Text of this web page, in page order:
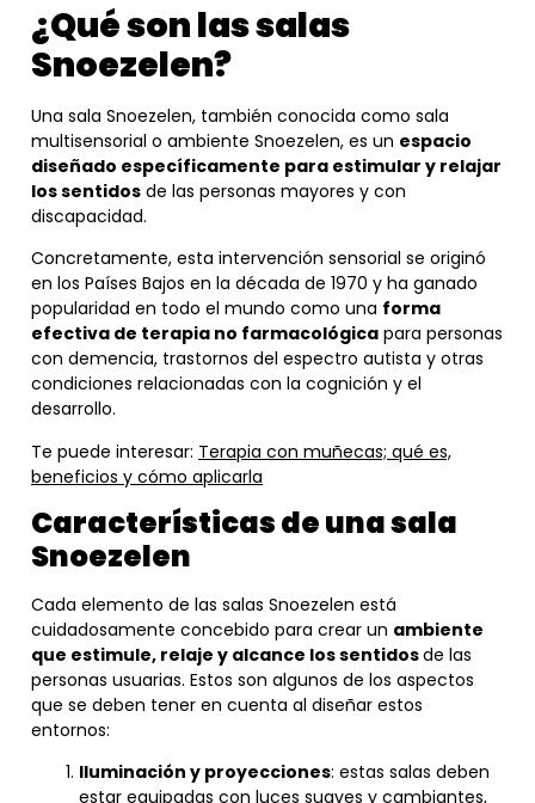
¿Qué son las salas
Snoezelen?
Una sala Snoezelen, también conocida como sala
multisensorial o ambiente Snoezelen, es un espacio
diseñado específicamente para estimular y relajar
los sentidos de las personas mayores y con
discapacidad.
Concretamente, esta intervención sensorial se originó
en los Países Bajos en la década de 1970 y ha ganado
popularidad en todo el mundo como una forma
efectiva de terapia no farmacológica para personas
con demencia, trastornos del espectro autista y otras
condiciones relacionadas con la cognición y el
desarrollo.
Te puede interesar: Terapia con muñecas; qué es,
beneficios y cómo aplicarla
Características de una sala
Snoezelen
Cada elemento de las salas Snoezelen está
cuidadosamente concebido para crear un ambiente
que estimule, relaje y alcance los sentidosde las
personas usuarias. Estos son algunos de los aspectos
que se deben tener en cuenta al diseñar estos
entornos:
Iluminación y proyecciones: estas salas deben
estar equipadas con luces suaves y cambiantes,